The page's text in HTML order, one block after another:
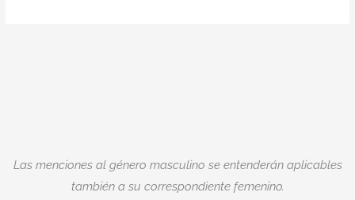
Las menciones al género masculino se entenderán aplicables
también a su correspondiente femenino.